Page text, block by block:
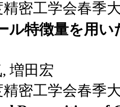
精密工学会春季
ル特徴量を用
増田宏
精密工学会春季